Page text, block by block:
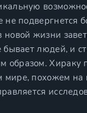
не подвергнется
новой жизни
бывает людей, и
образом. Хираку
мире, похожем на